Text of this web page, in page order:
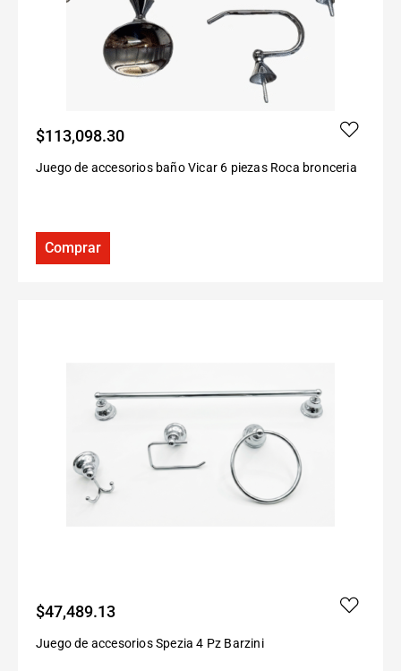
$113,098.30
Juego de accesorios baño Vicar 6 piezas Roca bronceria
Comprar
$47,489.13
Juego de accesorios Spezia 4 Pz Barzini